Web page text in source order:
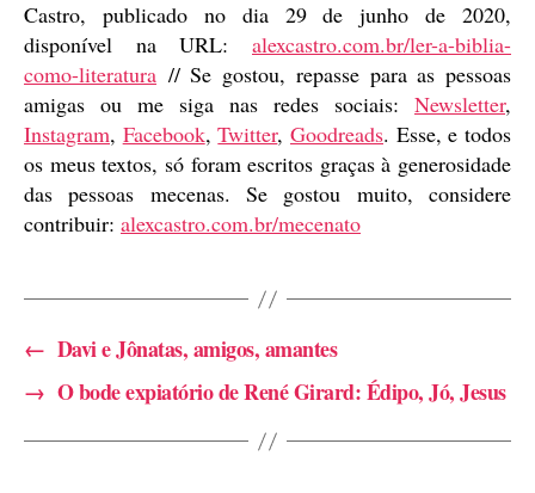
Castro, publicado no dia 29 de junho de 2020,
disponível na URL: alexcastro.com.br/ler-a-biblia-
como-literatura // Se gostou, repasse para as pessoas
amigas ou me siga nas redes sociais: Newsletter,
Instagram, Facebook,Twitter,Goodreads. Esse, e todos
os meus textos, só foram escritos graças à generosidade
das pessoas mecenas. Se gostou muito, considere
contribuir: alexcastro.com.br/mecenato
← Davi e Jônatas, amigos, amantes
→ O bode expiatório de René Girard: Édipo, Jó, Jesus